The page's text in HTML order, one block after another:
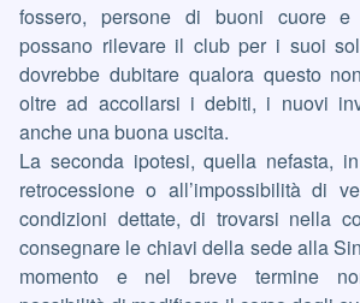
fossero, persone di buoni cuore
possano rilevare il club per i suoi
dovrebbe dubitare qualora questo
oltre ad accollarsi i debiti, i nuovi
anche una buona uscita.
La seconda ipotesi, quella nefasta,
retrocessione o all’impossibilità di
condizioni dettate, di trovarsi nella
consegnare le chiavi della sede alla
momento e nel breve termine